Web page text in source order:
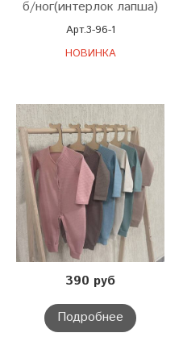
б/ног(интерлок лапша)
Арт.3-96-1
НОВИНКА
390 руб
Подробнее